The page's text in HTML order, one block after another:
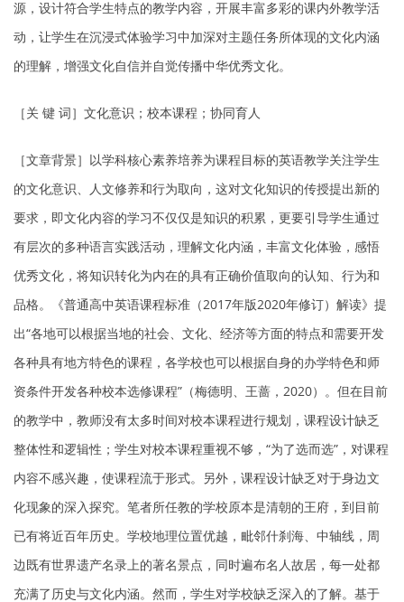
源，设计符合学生特点的教学内容，开展丰富多彩的课内外教学活
动，让学生在沉浸式体验学习中加深对主题任务所体现的文化内涵
的理解，增强文化自信并自觉传播中华优秀文化。
［关 键 词］文化意识；校本课程；协同育人
［文章背景］以学科核心素养培养为课程目标的英语教学关注学生
的文化意识、人文修养和行为取向，这对文化知识的传授提出新的
要求，即文化内容的学习不仅仅是知识的积累，更要引导学生通过
有层次的多种语言实践活动，理解文化内涵，丰富文化体验，感悟
优秀文化，将知识转化为内在的具有正确价值取向的认知、行为和
品格。《普通高中英语课程标准（2017年版2020年修订）解读》提
出“各地可以根据当地的社会、文化、经济等方面的特点和需要开发
各种具有地方特色的课程，各学校也可以根据自身的办学特色和师
资条件开发各种校本选修课程”（梅德明、王蔷，2020）。但在目前
的教学中，教师没有太多时间对校本课程进行规划，课程设计缺乏
整体性和逻辑性；学生对校本课程重视不够，“为了选而选”，对课程
内容不感兴趣，使课程流于形式。另外，课程设计缺乏对于身边文
化现象的深入探究。笔者所任教的学校原本是清朝的王府，到目前
已有将近百年历史。学校地理位置优越，毗邻什刹海、中轴线，周
边既有世界遗产名录上的著名景点，同时遍布名人故居，每一处都
充满了历史与文化内涵。然而，学生对学校缺乏深入的了解。基于